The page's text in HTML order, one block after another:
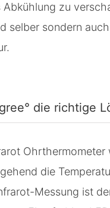
zu
selber sondern
die richtige
die
Messung ist